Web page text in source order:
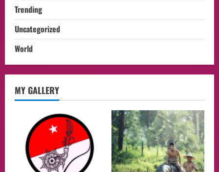
Trending
Uncategorized
World
MY GALLERY
2
lembaga investor, Berorientasi Untuk
Meningkatkan SDM
3
Aliyuddin: Anak Indonesia di Luar Negeri
Harus Berprestasi, Berkarakter, dan
Menjaga Nama Baik Bangsa
05/08/2026
Event